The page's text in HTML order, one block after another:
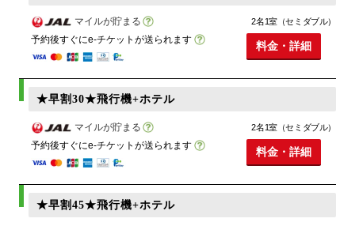
マイルが貯まる
予約後すぐにe-チケットが送られます
2名1室（セミダブル）
料金・詳細
★早割30★飛行機+ホテル
マイルが貯まる
予約後すぐにe-チケットが送られます
2名1室（セミダブル）
料金・詳細
★早割45★飛行機+ホテル